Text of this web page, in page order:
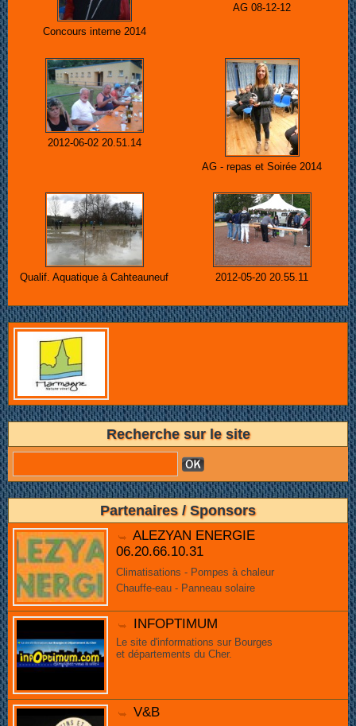
Concours interne 2014
AG 08-12-12
2012-06-02 20.51.14
AG - repas et Soirée 2014
Qualif. Aquatique à Cahteauneuf 2012-05-20 20.55.11
Recherche sur le site
Partenaires / Sponsors
ALEZYAN ENERGIE
06.20.66.10.31
Climatisations - Pompes à chaleur
Chauffe-eau - Panneau solaire
INFOPTIMUM
Le site d'informations sur Bourges
et départements du Cher.
V&B